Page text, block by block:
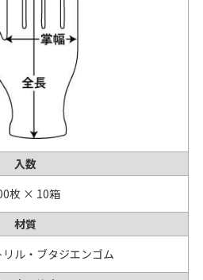
入数
枚 × 10箱
材質
ル・ブタジエンゴム